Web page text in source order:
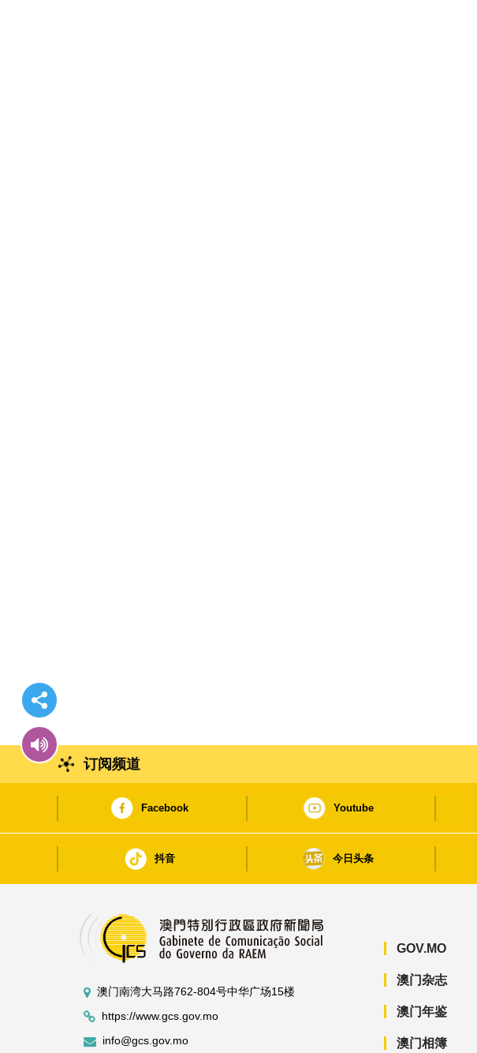
订阅频道
Facebook Youtube
抖音 今日头条
澳门南湾大马路762-804号中华广场15楼
https://www.gcs.gov.mo
info@gcs.gov.mo
GOV.MO
澳门杂志
澳门年鉴
澳门相簿